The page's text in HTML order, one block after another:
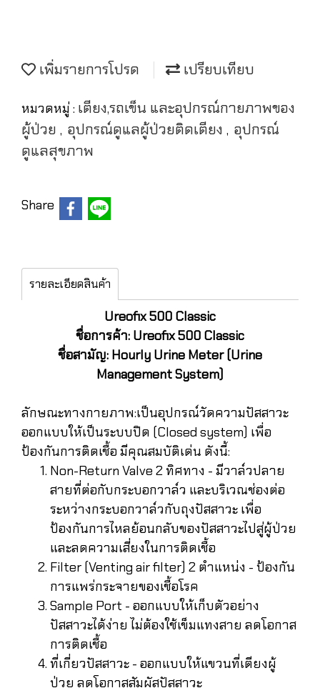
เพิ่มรายการโปรด เปรียบเทียบ
หมวดหมู่ : เตียง,รถเข็น และอุปกรณ์กายภาพของ
ผู้ป่วย , อุปกรณ์ดูแลผู้ป่วยติดเตียง , อุปกรณ์
ดูแลสุขภาพ
Share
รายละเอียดสินค้า
Ureofix 500 Classic
ชื่อการค้า: Ureofix 500 Classic
ชื่อสามัญ: Hourly Urine Meter (Urine
Management System)
ลักษณะทางกายภาพ:เป็นอุปกรณ์วัดความปัสสาวะ
ออกแบบให้เป็นระบบปิด (Closed system) เพื่อ
ป้องกันการติดเชื้อ มีคุณสมบัติเด่น ดังนี้:
Non-Return Valve 2 ทิศทาง - มีวาล์วปลาย
สายที่ต่อกับกระบอกวาล์ว และบริเวณช่องต่อ
ระหว่างกระบอกวาล์วกับถุงปัสสาวะ เพื่อ
ป้องกันการไหลย้อนกลับของปัสสาวะไปสู่ผู้ป่วย
และลดความเสี่ยงในการติดเชื้อ
Filter (Venting air filter) 2 ตำแหน่ง - ป้องกัน
การแพร่กระจายของเชื้อโรค
Sample Port - ออกแบบให้เก็บตัวอย่าง
ปัสสาวะได้ง่าย ไม่ต้องใช้เข็มแทงสาย ลดโอกาส
การติดเชื้อ
ที่เกี่ยวปัสสาวะ - ออกแบบให้แขวนที่เตียงผู้
ป่วย ลดโอกาสสัมผัสปัสสาวะ